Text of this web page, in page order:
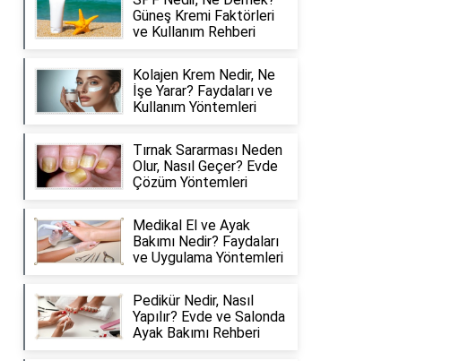
Güneş Kremi Faktörleri
ve Kullanım Rehberi
Kolajen Krem Nedir, Ne
İşe Yarar? Faydaları ve
Kullanım Yöntemleri
Tırnak Sararması Neden
Olur, Nasıl Geçer? Evde
Çözüm Yöntemleri
Medikal El ve Ayak
Bakımı Nedir? Faydaları
ve Uygulama Yöntemleri
Pedikür Nedir, Nasıl
Yapılır? Evde ve Salonda
Ayak Bakımı Rehberi